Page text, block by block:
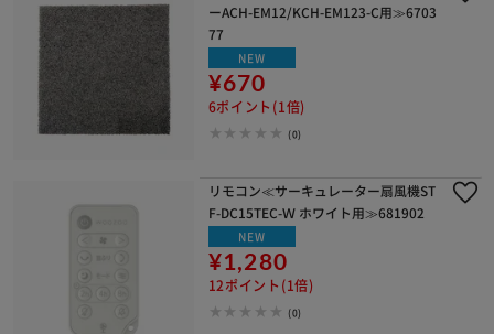
ーACH-EM12/KCH-EM123-C用≫6703
77
NEW
¥670
6ポイント(1倍)
(0)
リモコン≪サーキュレーター扇風機ST
F-DC15TEC-Ｗ ホワイト用≫681902
NEW
¥1,280
12ポイント(1倍)
(0)